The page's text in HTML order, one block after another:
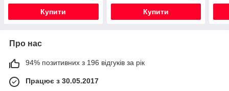
Купити Купити
Про нас
94% позитивних з 196 відгуків за рік
Працює з 30.05.2017